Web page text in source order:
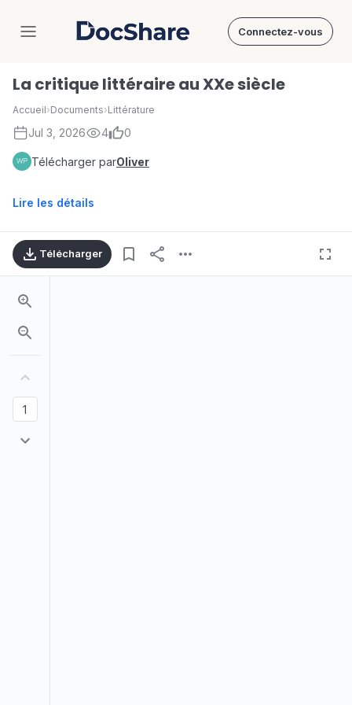
DocShare Connectez-vous
La critique littéraire au XXe siècle
Accueil›Documents›Littérature
Jul 3, 2026 4 0
Télécharger parOliver
Lire les détails
Télécharger